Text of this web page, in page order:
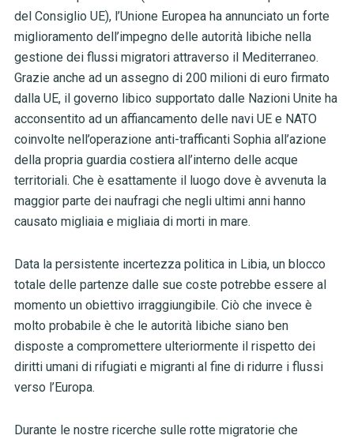
del Consiglio UE), l’Unione Europea ha annunciato un forte
miglioramento dell’impegno delle autorità libiche nella
gestione dei flussi migratori attraverso il Mediterraneo.
Grazie anche ad un assegno di 200 milioni di euro firmato
dalla UE, il governo libico supportato dalle Nazioni Unite ha
acconsentito ad un affiancamento delle navi UE e NATO
coinvolte nell’operazione anti-trafficanti Sophia all’azione
della propria guardia costiera all’interno delle acque
territoriali. Che è esattamente il luogo dove è avvenuta la
maggior parte dei naufragi che negli ultimi anni hanno
causato migliaia e migliaia di morti in mare.
Data la persistente incertezza politica in Libia, un blocco
totale delle partenze dalle sue coste potrebbe essere al
momento un obiettivo irraggiungibile. Ciò che invece è
molto probabile è che le autorità libiche siano ben
disposte a compromettere ulteriormente il rispetto dei
diritti umani di rifugiati e migranti al fine di ridurre i flussi
verso l’Europa.
Durante le nostre ricerche sulle rotte migratorie che